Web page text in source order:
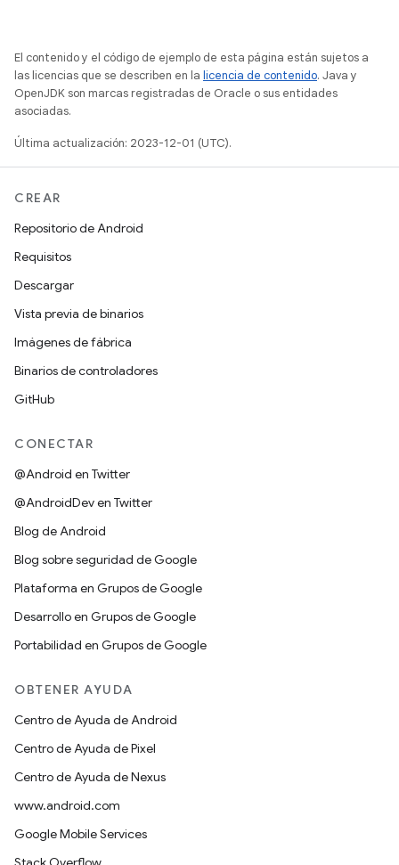
El contenido y el código de ejemplo de esta página están sujetos a
las licencias que se describen en la licencia de contenido. Java y
OpenJDK son marcas registradas de Oracle o sus entidades
asociadas.
Última actualización: 2023-12-01 (UTC).
CREAR
Repositorio de Android
Requisitos
Descargar
Vista previa de binarios
Imágenes de fábrica
Binarios de controladores
GitHub
CONECTAR
@Android en Twitter
@AndroidDev en Twitter
Blog de Android
Blog sobre seguridad de Google
Plataforma en Grupos de Google
Desarrollo en Grupos de Google
Portabilidad en Grupos de Google
OBTENER AYUDA
Centro de Ayuda de Android
Centro de Ayuda de Pixel
Centro de Ayuda de Nexus
www.android.com
Google Mobile Services